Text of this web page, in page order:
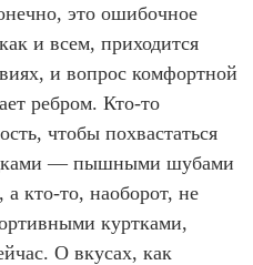
это ошибочное
и всем, приходится
и вопрос комфортной
ребром. Кто-то
чтобы похвастаться
— пышными шубами
кто-то, наоборот, не
куртками,
О вкусах, как